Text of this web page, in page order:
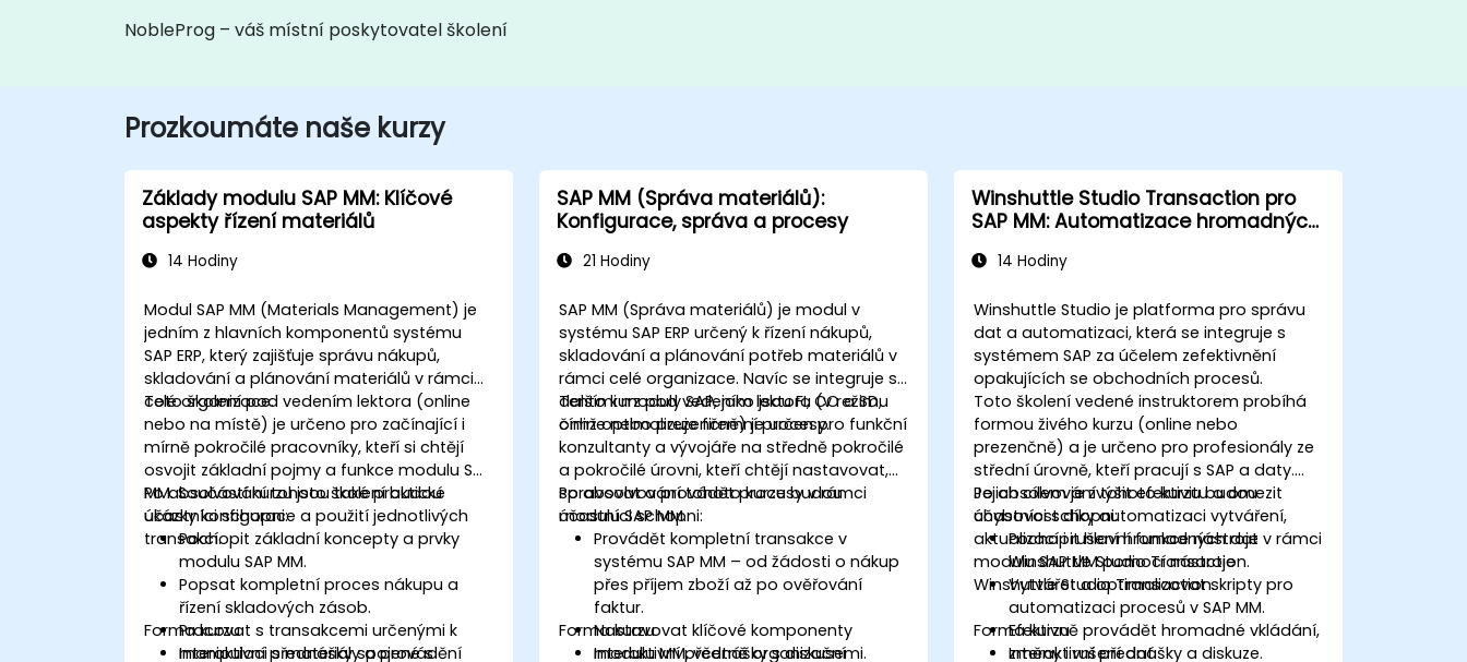
NobleProg – váš místní poskytovatel školení
Prozkoumáte naše kurzy
Základy modulu SAP MM: Klíčové
aspekty řízení materiálů
14 Hodiny
Modul SAP MM (Materials Management) je
jedním z hlavních komponentů systému
SAP ERP, který zajišťuje správu nákupů,
skladování a plánování materiálů v rámci
celé organizace.
Toto školení pod vedením lektora (online
nebo na místě) je určeno pro začínající i
mírně pokročilé pracovníky, kteří si chtějí
osvojit základní pojmy a funkce modulu SAP
MM. Součástí kurzu jsou také praktické
ukázky konfigurace a použití jednotlivých
transakcí.
Po absolvování tohoto školení budou
účastníci schopni:
Pochopit základní koncepty a prvky
modulu SAP MM.
Popsat kompletní proces nákupu a
řízení skladových zásob.
Pracovat s transakcemi určenými k
manipulaci s materiály a provádění
Forma kurzu
Interaktivní přednášky spojené s
SAP MM (Správa materiálů):
Konfigurace, správa a procesy
21 Hodiny
SAP MM (Správa materiálů) je modul v
systému SAP ERP určený k řízení nákupů,
skladování a plánování potřeb materiálů v
rámci celé organizace. Navíc se integruje s
dalšími moduly SAP, jako jsou FI, CO a SD,
čímž optimalizuje firemní procesy.
Tento kurz pod vedením lektora (v režimu
online nebo prezenčně) je určen pro funkční
konzultanty a vývojáře na středně pokročilé
a pokročilé úrovni, kteří chtějí nastavovat,
spravovat a provádět procesy v rámci
modulu SAP MM.
Po absolvování tohoto kurzu budou
účastníci schopni:
Provádět kompletní transakce v
systému SAP MM – od žádosti o nákup
přes příjem zboží až po ověřování
faktur.
Nastavovat klíčové komponenty
modulu MM, včetně organizační
Forma kurzu
Interaktivní přednášky s diskusemi.
Winshuttle Studio Transaction pro
SAP MM: Automatizace hromadných
14 Hodiny
Winshuttle Studio je platforma pro správu
dat a automatizaci, která se integruje s
systémem SAP za účelem zefektivnění
opakujících se obchodních procesů.
Toto školení vedené instruktorem probíhá
formou živého kurzu (online nebo
prezenčně) a je určeno pro profesionály ze
střední úrovně, kteří pracují s SAP a daty.
Jejich cílem je zvýšit efektivitu a omezit
chybovost díky automatizaci vytváření,
aktualizací i rušení hromadných dat v rámci
modulu SAP MM pomocí nástroje
Winshuttle Studio Transaction.
Po absolvování tohoto kurzu budou
účastníci schopni:
Pochopit hlavní funkce nástroje
Winshuttle Studio Transaction.
Vytvářet a optimalizovat skripty pro
automatizaci procesů v SAP MM.
Efektivně provádět hromadné vkládání,
změny i rušení dat.
Forma kurzu
Interaktivní přednášky a diskuze.